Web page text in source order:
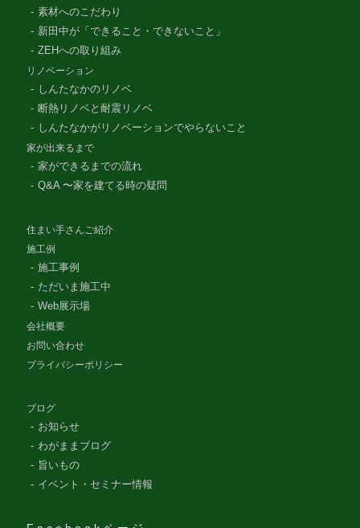
素材へのこだわり
新田中が「できること・できないこと」
ZEHへの取り組み
リノベーション
しんたなかのリノベ
断熱リノベと耐震リノベ
しんたなかがリノベーションでやらないこと
家が出来るまで
家ができるまでの流れ
Q&A 〜家を建てる時の疑問
住まい手さんご紹介
施工例
施工事例
ただいま施工中
Web展示場
会社概要
お問い合わせ
プライバシーポリシー
ブログ
お知らせ
わがままブログ
旨いもの
イベント・セミナー情報